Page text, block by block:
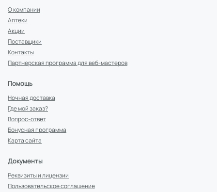
О компании
Аптеки
Акции
Поставщики
Контакты
Партнерская программа для веб-мастеров
Помощь
Ночная доставка
Где мой заказ?
Вопрос-ответ
Бонусная программа
Карта сайта
Документы
Реквизиты и лицензии
Пользовательское соглашение